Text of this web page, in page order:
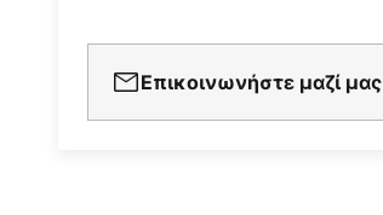
Επικοινωνήστε μαζί μας